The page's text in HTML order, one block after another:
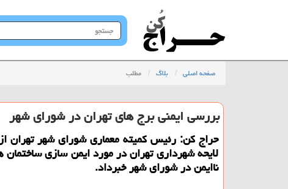
جستجو
در
صفحه اصلی بلاگ مطلب
بررسی ایمنی برج های تهران در شورای شهر
حراج كن: رئیس كمیته معماری شورای شهر تهران
لایحه شهرداری تهران در مورد ایمن سازی ساختمان
ناایمن در شورای شهر خبرداد.